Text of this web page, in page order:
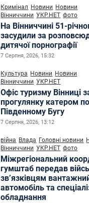
Кримінал Новини Новини
Вінниччини УКР.НЕТ фото
На Вінниччині 51-
засудили за
дитячої порнографії
7 Серпня, 2026, 15:32
Культура Новини Новини
Вінниччини УКР.НЕТ
Офіс туризму Вінниці
прогулянку катером по
Південному Бугу
7 Серпня, 2026, 13:12
війна Влада Головні новини
Вінниччини УКР.НЕТ фото
Міжрегіональний
гумштаб передав
зв’язківцям
автомобіль та
обладнання